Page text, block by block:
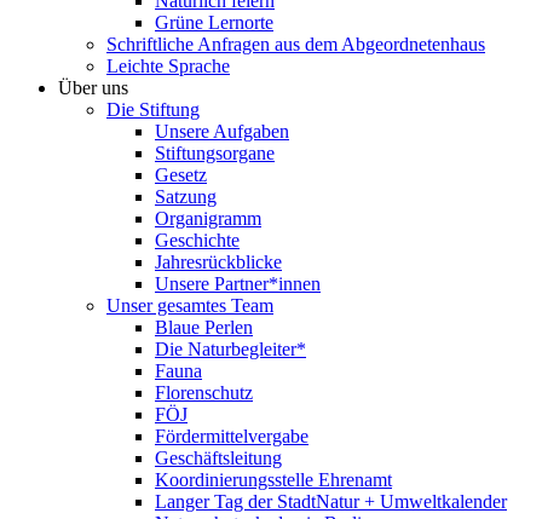
Grüne Lernorte
Schriftliche Anfragen aus dem Abgeordnetenhaus
Leichte Sprache
Über uns
Die Stiftung
Unsere Aufgaben
Stiftungsorgane
Gesetz
Satzung
Organigramm
Geschichte
Jahresrückblicke
Unsere Partner*innen
Unser gesamtes Team
Blaue Perlen
Die Naturbegleiter*
Fauna
Florenschutz
FÖJ
Fördermittelvergabe
Geschäftsleitung
Koordinierungsstelle Ehrenamt
Langer Tag der StadtNatur + Umweltkalender